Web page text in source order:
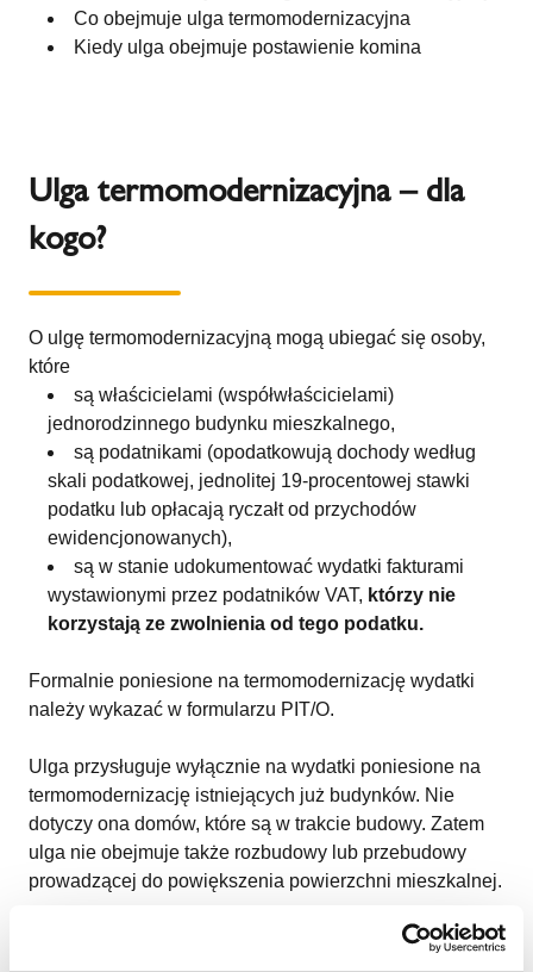
Co obejmuje ulga termomodernizacyjna
Kiedy ulga obejmuje postawienie komina
Ulga termomodernizacyjna – dla
kogo?
O ulgę termomodernizacyjną mogą ubiegać się osoby,
które
są właścicielami (współwłaścicielami)
jednorodzinnego budynku mieszkalnego,
są podatnikami (opodatkowują dochody według
skali podatkowej, jednolitej 19-procentowej stawki
podatku lub opłacają ryczałt od przychodów
ewidencjonowanych),
są w stanie udokumentować wydatki fakturami
wystawionymi przez podatników VAT, którzy nie
korzystają ze zwolnienia od tego podatku.
Formalnie poniesione na termomodernizację wydatki
należy wykazać w formularzu PIT/O.
Ulga przysługuje wyłącznie na wydatki poniesione na
termomodernizację istniejących już budynków. Nie
dotyczy ona domów, które są w trakcie budowy. Zatem
ulga nie obejmuje także rozbudowy lub przebudowy
prowadzącej do powiększenia powierzchni mieszkalnej.